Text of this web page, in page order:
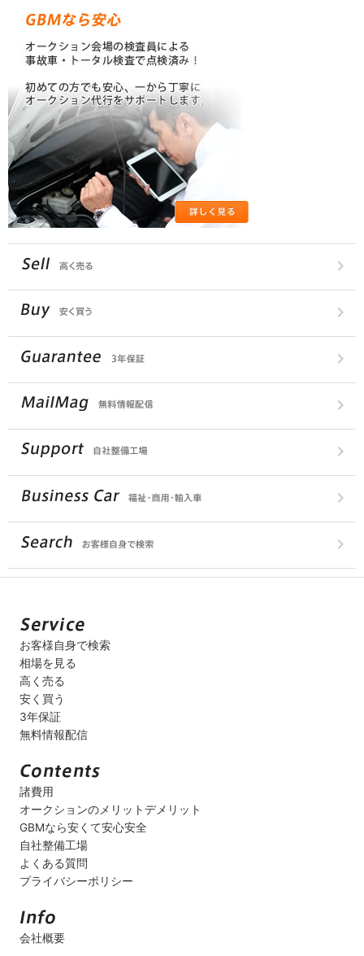
お客様自身で検索
相場を見る
高く売る
安く買う
3年保証
無料情報配信
諸費用
オークションのメリットデメリット
GBMなら安くて安心安全
自社整備工場
よくある質問
プライバシーポリシー
会社概要